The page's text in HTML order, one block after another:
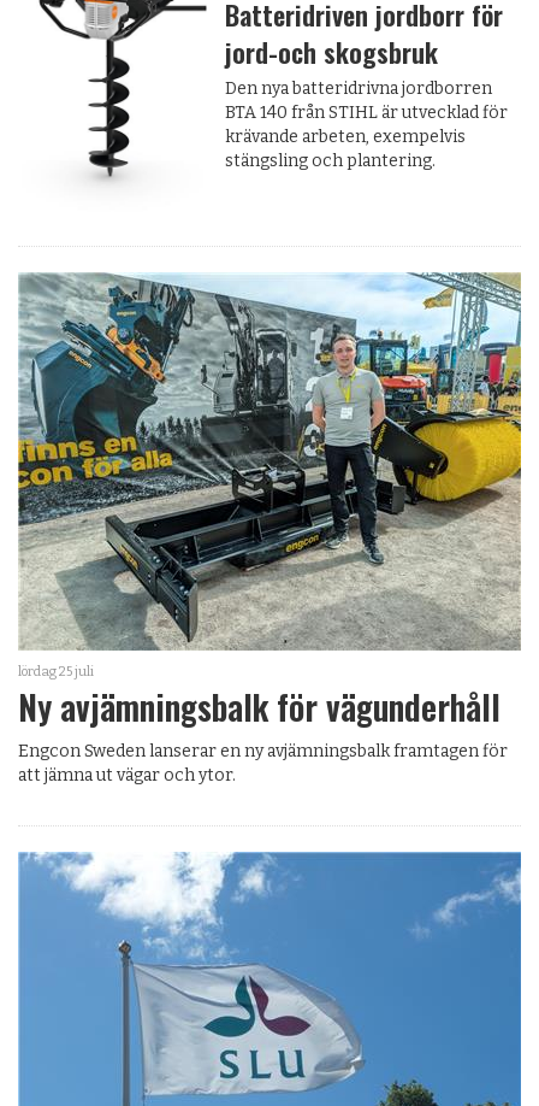
Batteridriven jordborr för
jord-och skogsbruk
Den nya batteridrivna jordborren
BTA 140 från STIHL är utvecklad för
krävande arbeten, exempelvis
stängsling och plantering.
lördag 25 juli
Ny avjämningsbalk för vägunderhåll
Engcon Sweden lanserar en ny avjämningsbalk framtagen för
att jämna ut vägar och ytor.